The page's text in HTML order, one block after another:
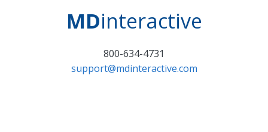
MDinteractive
800-634-4731
support@mdinteractive.com